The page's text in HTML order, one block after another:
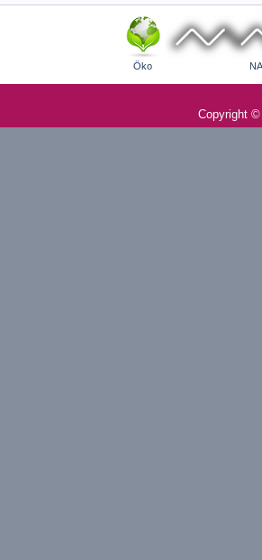
Öko
Copyright